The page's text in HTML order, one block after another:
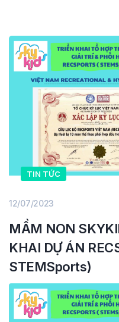
TIN TỨC
12/07/2023
MẦM NON
KHAI DỰ ÁN
STEMSports)